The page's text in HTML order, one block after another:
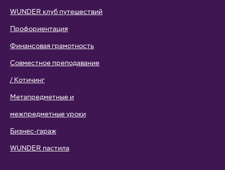
WUNDER клуб путешествий
Профориентация
Финансовая грамотность
Совместное преподавание
/ Котичинг
Метапредметные и
межпредметные уроки
Бизнес-гараж
WUNDER пастила